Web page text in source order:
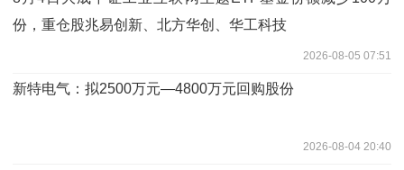
份，重仓股兆易创新、北方华创、华工科技
2026-08-05 07:51
新特电气：拟2500万元—4800万元回购股份
2026-08-04 20:40